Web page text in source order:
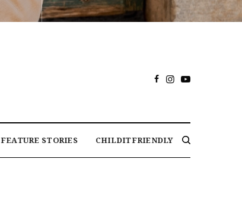
ΠΕΡΙΣΣΌΤΕΡΑ
FEATURE STORIES CHILDITFRIENDLY